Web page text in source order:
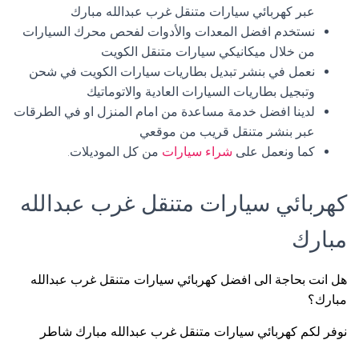
عبر كهربائي سيارات متنقل غرب عبدالله مبارك
نستخدم افضل المعدات والأدوات لفحص محرك السيارات
من خلال ميكانيكي سيارات متنقل الكويت
نعمل في بنشر تبديل بطاريات سيارات الكويت في شحن
وتبجيل بطاريات السيارات العادية والاتوماتيك
لدينا افضل خدمة مساعدة من امام المنزل او في الطرقات
عبر بنشر متنقل قريب من موقعي
كما ونعمل على شراء سيارات من كل الموديلات.
كهربائي سيارات متنقل غرب عبدالله
مبارك
هل انت بحاجة الى افضل كهربائي سيارات متنقل غرب عبدالله
مبارك؟
نوفر لكم كهربائي سيارات متنقل غرب عبدالله مبارك شاطر